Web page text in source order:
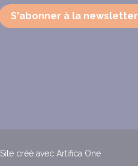
S'abonner à la newsletter
Site créé avec Artifica One